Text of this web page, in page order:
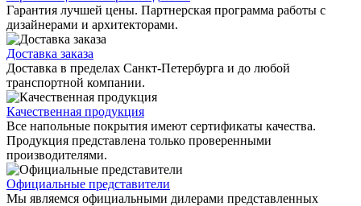
Гарантия лучшей цены. Партнерская программа работы с
дизайнерами и архитекторами.
Доставка заказа
Доставка в пределах Санкт-Петербурга и до любой
транспортной компании.
Качественная продукция
Все напольные покрытия имеют сертификаты качества.
Продукция представлена только проверенными
производителями.
Официальные представители
Мы являемся официальными дилерами представленных